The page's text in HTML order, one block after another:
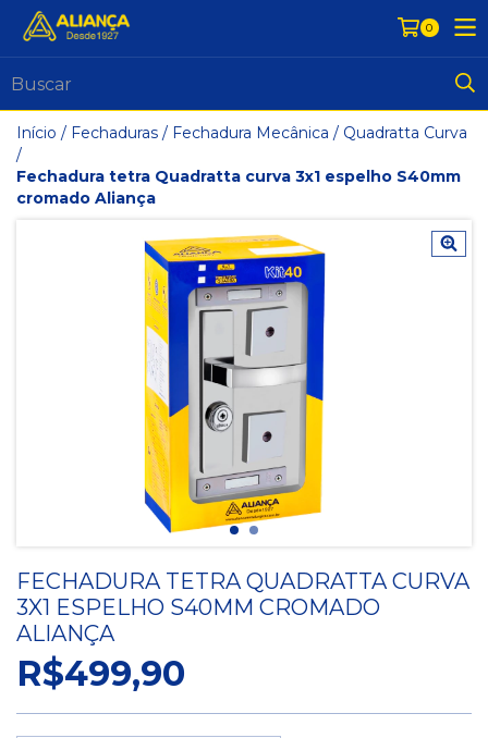
0
Início / Fechaduras / Fechadura Mecânica / Quadratta Curva
/
Fechadura tetra Quadratta curva 3x1 espelho S40mm
cromado Aliança
FECHADURA TETRA QUADRATTA CURVA
3X1 ESPELHO S40MM CROMADO
ALIANÇA
R$499,90